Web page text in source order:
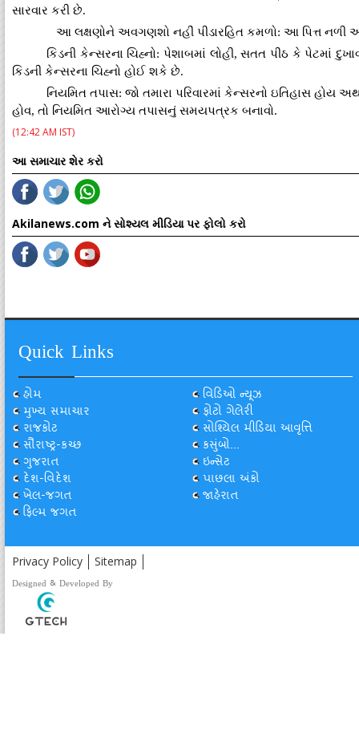
સારવાર કરી છે.
આ લક્ષણોને અવગણશો નહીં પીડારહિત કમળો: આ પિત્ત નળી
કિડની કેન્સરના ચિહ્નો: પેશાબમાં લોહી, સતત પીઠ કે પેટમાં
કિડની કેન્સરના ચિહ્નો હોઈ શકે છે.
નિયમિત તપાસ: જો તમારા પરિવારમાં કેન્સરનો ઇતિહાસ હોય
હોવ, તો નિયમિત આરોગ્ય તપાસનું સમયપત્રક બનાવો.
(12:42 AM IST)
આ સમાચાર શેર કરો
Akilanews.com ને સોશ્યલ મીડિયા પર ફોલો કરો
Quick Links
હોમ
મુખ્ય સમાચાર
રાજકોટ
સૌરાષ્ટ્ર-કચ્છ
ગુજરાત
દેશ-વિદેશ
ખેલ-જગત
ફિલ્મ જગત
વિડિઓ ન્યૂઝ
ફોટો ગેલેરી
સોશ્યિલ મીડિયા આવૃત્તિ
કસુંબો...
ઇન્સેટ
પાછલા અંકો
જાહેરાત
Privacy Policy Sitemap
Designed & Developed By